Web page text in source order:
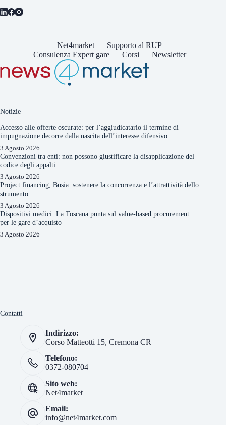
Net4market
Supporto al RUP
Consulenza Expert gare
Corsi Newsletter
Notizie
Accesso alle offerte oscurate: per l’aggiudicatario il termine di
impugnazione decorre dalla nascita dell’interesse difensivo
3 Agosto 2026
Convenzioni tra enti: non possono giustificare la disapplicazione del
codice degli appalti
3 Agosto 2026
Project financing, Busia: sostenere la concorrenza e l’attrattività dello
strumento
3 Agosto 2026
Dispositivi medici. La Toscana punta sul value-based procurement
per le gare d’acquisto
3 Agosto 2026
Contatti
Indirizzo:
Corso Matteotti 15, Cremona CR
Telefono:
0372-080704
Sito web:
Net4market
Email:
info@net4market.com